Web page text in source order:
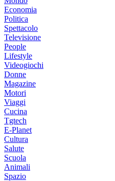
Economia
Politica
Spettacolo
Televisione
People
Lifestyle
Videogiochi
Donne
Magazine
Motori
Viaggi
Cucina
Tgtech
E-Planet
Cultura
Salute
Scuola
Animali
Spazio